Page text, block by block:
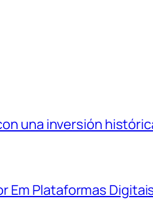
una inversión
Em Plataformas